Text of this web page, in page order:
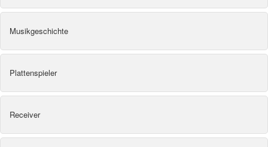
Musikgeschichte
Plattenspieler
Receiver